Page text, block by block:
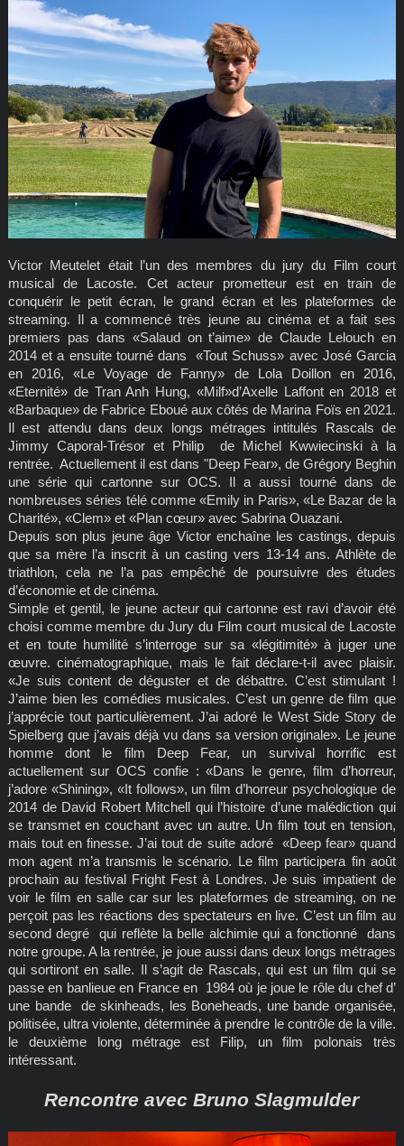
Victor Meutelet était l’un des membres du jury du Film court
musical de Lacoste. Cet acteur prometteur est en train de
conquérir le petit écran, le grand écran et les plateformes de
streaming. Il a commencé très jeune au cinéma et a fait ses
premiers pas dans «Salaud on t’aime» de Claude Lelouch en
2014 et a ensuite tourné dans «Tout Schuss» avec José Garcia
en 2016, «Le Voyage de Fanny» de Lola Doillon en 2016,
«Eternité» de Tran Anh Hung, «Milf»d’Axelle Laffont en 2018 et
«Barbaque» de Fabrice Eboué aux côtés de Marina Foïs en 2021.
Il est attendu dans deux longs métrages intitulés Rascals de
Jimmy Caporal-Trésor et Philip de Michel Kwwiecinski à la
rentrée. Actuellement il est dans "Deep Fear», de Grégory Beghin
une série qui cartonne sur OCS. Il a aussi tourné dans de
nombreuses séries télé comme «Emily in Paris», «Le Bazar de la
Charité», «Clem» et «Plan cœur» avec Sabrina Ouazani.
Depuis son plus jeune âge Victor enchaîne les castings, depuis
que sa mère l’a inscrit à un casting vers 13-14 ans. Athlète de
triathlon, cela ne l’a pas empêché de poursuivre des études
d’économie et de cinéma.
Simple et gentil, le jeune acteur qui cartonne est ravi d’avoir été
choisi comme membre du Jury du Film court musical de Lacoste
et en toute humilité s’interroge sur sa «légitimité» à juger une
œuvre. cinématographique, mais le fait déclare-t-il avec plaisir.
«Je suis content de déguster et de débattre. C’est stimulant !
J’aime bien les comédies musicales. C’est un genre de film que
j’apprécie tout particulièrement. J’ai adoré le West Side Story de
Spielberg que j’avais déjà vu dans sa version originale». Le jeune
homme dont le film Deep Fear, un survival horrific est
actuellement sur OCS confie : «Dans le genre, film d’horreur,
j’adore «Shining», «It follows», un film d’horreur psychologique de
2014 de David Robert Mitchell qui l’histoire d’une malédiction qui
se transmet en couchant avec un autre. Un film tout en tension,
mais tout en finesse. J’ai tout de suite adoré «Deep fear» quand
mon agent m’a transmis le scénario. Le film participera fin août
prochain au festival Fright Fest à Londres. Je suis impatient de
voir le film en salle car sur les plateformes de streaming, on ne
perçoit pas les réactions des spectateurs en live. C’est un film au
second degré qui reflète la belle alchimie qui a fonctionné dans
notre groupe. A la rentrée, je joue aussi dans deux longs métrages
qui sortiront en salle. Il s’agit de Rascals, qui est un film qui se
passe en banlieue en France en 1984 où je joue le rôle du chef d’
une bande de skinheads, les Boneheads, une bande organisée,
politisée, ultra violente, déterminée à prendre le contrôle de la ville.
le deuxième long métrage est Filip, un film polonais très
intéressant.
Rencontre avec Bruno Slagmulder